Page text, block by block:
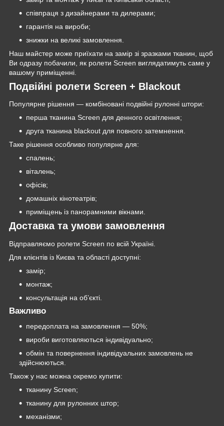
співпраця з дизайнерами та дилерами;
гарантія на вироби;
знижки на великі замовлення.
Наш майстер може приїхати на замір зі зразками тканин, щоб
Ви одразу побачили, як ролети Screen виглядатимуть саме у
вашому приміщенні.
Подвійні ролети Screen + Blackout
Популярне рішення — комбіновані подвійні рулонні штори:
перша тканина Screen для денного освітлення;
друга тканина blackout для повного затемнення.
Таке рішення особливо популярне для:
спалень;
віталень;
офісів;
домашніх кінотеатрів;
приміщень із панорамними вікнами.
Доставка та умови замовлення
Відправляємо ролети Screen по всій Україні.
Для клієнтів із Києва та області доступні:
замір;
монтаж;
консультація на об’єкті.
Важливо
передоплата на замовлення — 50%;
вироби виготовляються індивідуально;
обмін та повернення індивідуальних замовлень не
здійснюються.
Також у нас можна окремо купити:
тканину Screen;
тканину для рулонних штор;
механізми;